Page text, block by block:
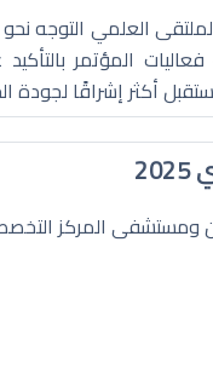
العلمي التوجه
المؤتمر
أكثر إشراقًا لجودة
ومستشفى المركز